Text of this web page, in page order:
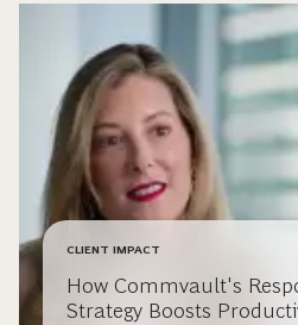
CLIENT IMPACT
How Commvault's
Strategy Boosts